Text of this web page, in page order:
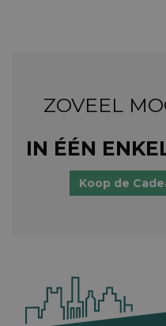
ZOVEEL
IN ÉÉN
Koop de